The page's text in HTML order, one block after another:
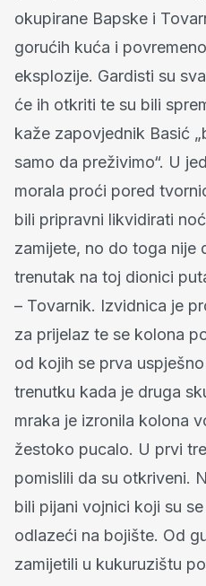
okupirane Bapske i
gorućih kuća i
eksplozije. Gardisti su
će ih otkriti te su bili
kaže zapovjednik Basić
samo da preživimo“. U
morala proći pored
bili pripravni likvidirati
zamijete, no do toga nije
trenutak na toj dionici
– Tovarnik. Izvidnica je
za prijelaz te se kolona
od kojih se prva
trenutku kada je druga
mraka je izronila kolona
žestoko pucalo. U prvi
pomislili da su otkriveni.
bili pijani vojnici koji su
odlazeći na bojište. Od
zamijetili u kukuruzištu